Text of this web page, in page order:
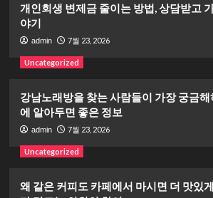
개인회생 변제금 줄이는 방법, 상담받고
야기
admin 7월 23, 2026
Uncategorized
강남노래방을 찾는 사람들이 가장 궁금해
에 알아두면 좋은 정보
admin 7월 23, 2026
Uncategorized
왜 같은 커피도 카페에서 마시면 더 맛있